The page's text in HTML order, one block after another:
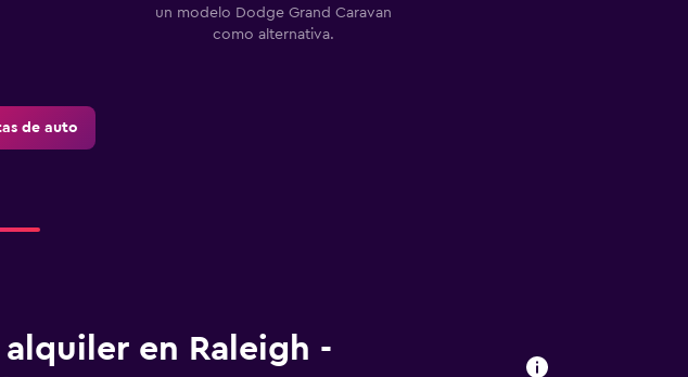
un modelo Dodge Grand Caravan
como alternativa.
de auto
en Raleigh -